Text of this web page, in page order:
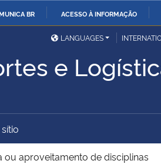
O
BR ACESSO À INFORMAÇÃO
Ministério das Relações
Exteriores
Ministério da Saúde
União
LANGUAGES
e
ou aproveitamento de disciplinas